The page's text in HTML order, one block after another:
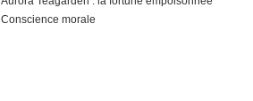
Conscience morale